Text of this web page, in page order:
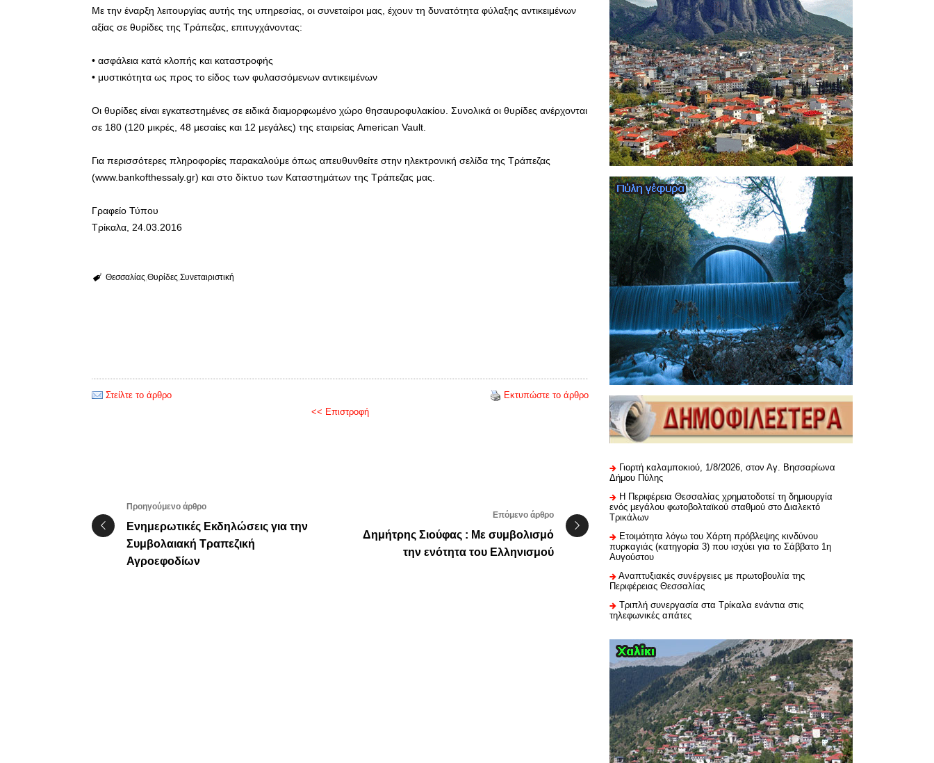
Με την έναρξη λειτουργίας αυτής της υπηρεσίας, οι συνεταίροι μας, έχουν τη δυνατότητα φύλαξης αντικειμένων
αξίας σε θυρίδες της Τράπεζας, επιτυγχάνοντας:
• ασφάλεια κατά κλοπής και καταστροφής
• μυστικότητα ως προς το είδος των φυλασσόμενων αντικειμένων
Οι θυρίδες είναι εγκατεστημένες σε ειδικά διαμορφωμένο χώρο θησαυροφυλακίου. Συνολικά οι θυρίδες ανέρχονται
σε 180 (120 μικρές, 48 μεσαίες και 12 μεγάλες) της εταιρείας American Vault.
Για περισσότερες πληροφορίες παρακαλούμε όπως απευθυνθείτε στην ηλεκτρονική σελίδα της Τράπεζας
(www.bankofthessaly.gr) και στο δίκτυο των Καταστημάτων της Τράπεζας μας.
Γραφείο Τύπου
Τρίκαλα, 24.03.2016
Θεσσαλίας Θυρίδες Συνεταιριστική
Στείλτε το άρθρο
Εκτυπώστε το άρθρο
<< Επιστροφή
Προηγούμενο άρθρο
Ενημερωτικές Εκδηλώσεις για την
Συμβολαιακή Τραπεζική
Αγροεφοδίων
Επόμενο άρθρο
Δημήτρης Σιούφας : Με συμβολισμό
την ενότητα του Ελληνισμού
Γιορτή καλαμποκιού, 1/8/2026, στον Αγ. Βησσαρίωνα
Δήμου Πύλης
H Περιφέρεια Θεσσαλίας χρηματοδοτεί τη δημιουργία
ενός μεγάλου φωτοβολταϊκού σταθμού στο Διαλεκτό
Τρικάλων
Ετοιμότητα λόγω του Χάρτη πρόβλεψης κινδύνου
πυρκαγιάς (κατηγορία 3) που ισχύει για το Σάββατο 1η
Αυγούστου
Αναπτυξιακές συνέργειες με πρωτοβουλία της
Περιφέρειας Θεσσαλίας
Τριπλή συνεργασία στα Τρίκαλα ενάντια στις
τηλεφωνικές απάτες